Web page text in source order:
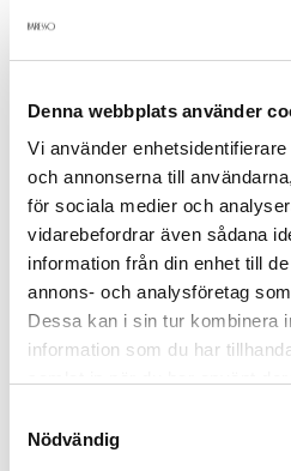
Denna webbplats använder
Vi använder
och annonserna till
för sociala medier och
vidarebefordrar även sådana
information från din enhet till
annons- och analysföretag
Dessa kan i sin tur kombinera
information som du har
Nödvändig
Arbeta in enligt anvisning: i
Alla hårtyper
Mjukhet och glans
Se mer
Produktdetaljer
Recensioner